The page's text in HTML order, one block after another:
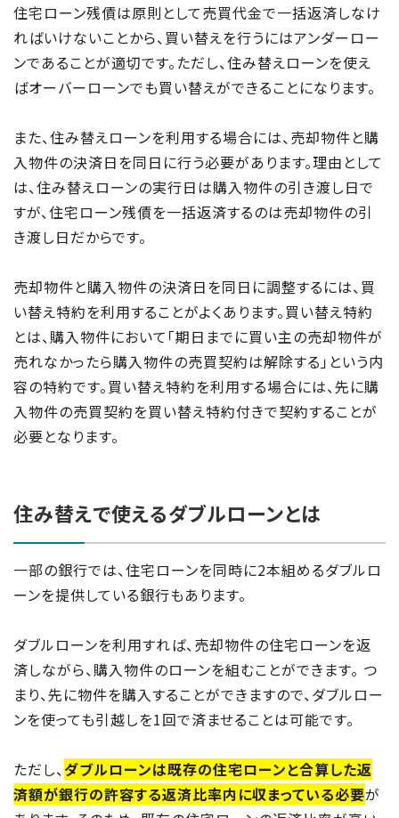
住宅ローン残債は原則として売買代金で一括返済しなけ
ればいけないことから、買い替えを行うにはアンダーロー
ンであることが適切です。ただし、住み替えローンを使え
ばオーバーローンでも買い替えができることになります。
また、住み替えローンを利用する場合には、売却物件と購
入物件の決済日を同日に行う必要があります。理由として
は、住み替えローンの実行日は購入物件の引き渡し日で
すが、住宅ローン残債を一括返済するのは売却物件の引
き渡し日だからです。
売却物件と購入物件の決済日を同日に調整するには、買
い替え特約を利用することがよくあります。買い替え特約
とは、購入物件において「期日までに買い主の売却物件が
売れなかったら購入物件の売買契約は解除する」という内
容の特約です。買い替え特約を利用する場合には、先に購
入物件の売買契約を買い替え特約付きで契約することが
必要となります。
住み替えで使えるダブルローンとは
一部の銀行では、住宅ローンを同時に2本組めるダブルロ
ーンを提供している銀行もあります。
ダブルローンを利用すれば、売却物件の住宅ローンを返
済しながら、購入物件のローンを組むことができます。 つ
まり、先に物件を購入することができますので、ダブルロー
ンを使っても引越しを1回で済ませることは可能です。
ただし、ダブルローンは既存の住宅ローンと合算した返
済額が銀行の許容する返済比率内に収まっている必要が